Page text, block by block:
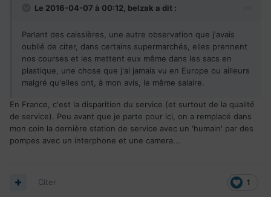
Le 2016-04-07 à 00:12, belzak a dit :
Parlant des caissières, une autre observation que j'avais
oublié de citer, dans certains supermarchés, elles prennent
nos courses et les mettent eux même dans les sacs en
plastique, une chose que j'ai jamais vu en Europe ou ailleurs
malgré qu'elles ont, à mon avis, le même salaire.
En France, c'est la disparition du service (et surtout de la qualité
de service). Peu avant que je parte pour ici, on a remplacé dans
mon coin la dernière station de service avec un 'humain' par des
pompes avec un interphone et une camera...
1
Citer